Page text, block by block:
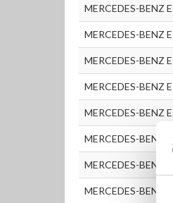
MERCEDES-BENZ
MERCEDES-BENZ
MERCEDES-BENZ
MERCEDES-BENZ
MERCEDES-BENZ
MERCEDES-BENZ
MERCEDES-BENZ
MERCEDES-BENZ